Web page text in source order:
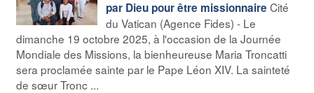
par Dieu pour être missionnaire Cité
du Vatican (Agence Fides) - Le
dimanche 19 octobre 2025, à l'occasion de la Journée
Mondiale des Missions, la bienheureuse Maria Troncatti
sera proclamée sainte par le Pape Léon XIV. La sainteté
de sœur Tronc ...